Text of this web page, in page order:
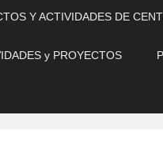
Y ACTIVIDADES DE
y PROYECTOS